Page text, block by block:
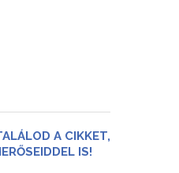
A CIKKET,
IS!